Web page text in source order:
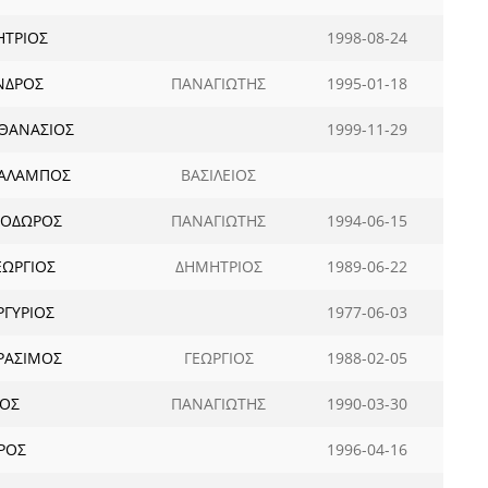
1998-08-24
ΠΑΝΑΓΙΩΤΗΣ 1995-01-18
1999-11-29
ΒΑΣΙΛΕΙΟΣ
ΠΑΝΑΓΙΩΤΗΣ 1994-06-15
ΔΗΜΗΤΡΙΟΣ 1989-06-22
1977-06-03
ΓΕΩΡΓΙΟΣ 1988-02-05
ΠΑΝΑΓΙΩΤΗΣ 1990-03-30
1996-04-16